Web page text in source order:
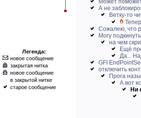
Легенда:
новое сообщение
закрытая нитка
новое сообщение
в закрытой нитке
старое сообщение
Может
А не
Ветку-то
Сожалею, что
Могу
на чем
Ещё
Да...
GFI
отключить
Прога
А вот
Ни